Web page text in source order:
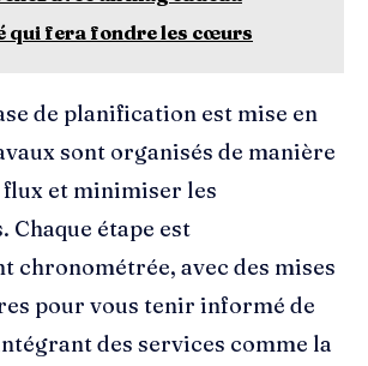
qui fera fondre les cœurs
de planification est mise en
sont organisés de manière
et minimiser les
Chaque étape est
chronométrée, avec des mises
pour vous tenir informé de
des services comme la